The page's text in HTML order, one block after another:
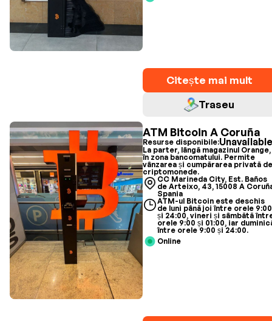
Citește mai mult
Traseu
ATM Bitcoin A Coruña
Resurse disponibile:Unavailable
La parter, lângă magazinul Orange,
în zona bancomatului. Permite
vânzarea și cumpărarea privată de
criptomonede.
CC Marineda City, Est. Baños
de Arteixo, 43, 15008 A
Spania
ATM-ul Bitcoin este deschis
de luni până joi între orele 9:00
și 24:00, vineri și sâmbătă
orele 9:00 și 01:00, iar
între orele 9:00 și 24:00.
Online